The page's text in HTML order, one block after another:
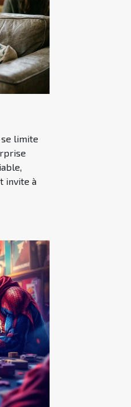
se limite
invite à